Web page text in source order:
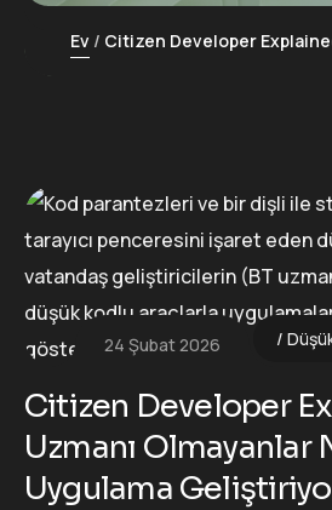
Ev Citizen Developer Explained: BT Uzmanı Olmayanlar
24 Şubat 2026
Citizen Developer
Uzmanı Olmayanlar
Uygulama